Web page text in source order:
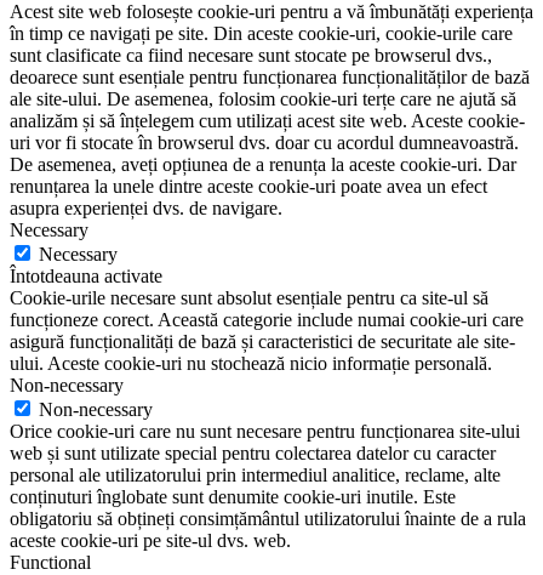
Acest site web folosește cookie-uri pentru a vă îmbunătăți experiența
în timp ce navigați pe site. Din aceste cookie-uri, cookie-urile care
sunt clasificate ca fiind necesare sunt stocate pe browserul dvs.,
deoarece sunt esențiale pentru funcționarea funcționalităților de bază
ale site-ului. De asemenea, folosim cookie-uri terțe care ne ajută să
analizăm și să înțelegem cum utilizați acest site web. Aceste cookie-
uri vor fi stocate în browserul dvs. doar cu acordul dumneavoastră.
De asemenea, aveți opțiunea de a renunța la aceste cookie-uri. Dar
renunțarea la unele dintre aceste cookie-uri poate avea un efect
asupra experienței dvs. de navigare.
Necessary
Necessary
Întotdeauna activate
Cookie-urile necesare sunt absolut esențiale pentru ca site-ul să
funcționeze corect. Această categorie include numai cookie-uri care
asigură funcționalități de bază și caracteristici de securitate ale site-
ului. Aceste cookie-uri nu stochează nicio informație personală.
Non-necessary
Non-necessary
Orice cookie-uri care nu sunt necesare pentru funcționarea site-ului
web și sunt utilizate special pentru colectarea datelor cu caracter
personal ale utilizatorului prin intermediul analitice, reclame, alte
conținuturi înglobate sunt denumite cookie-uri inutile. Este
obligatoriu să obțineți consimțământul utilizatorului înainte de a rula
aceste cookie-uri pe site-ul dvs. web.
Functional